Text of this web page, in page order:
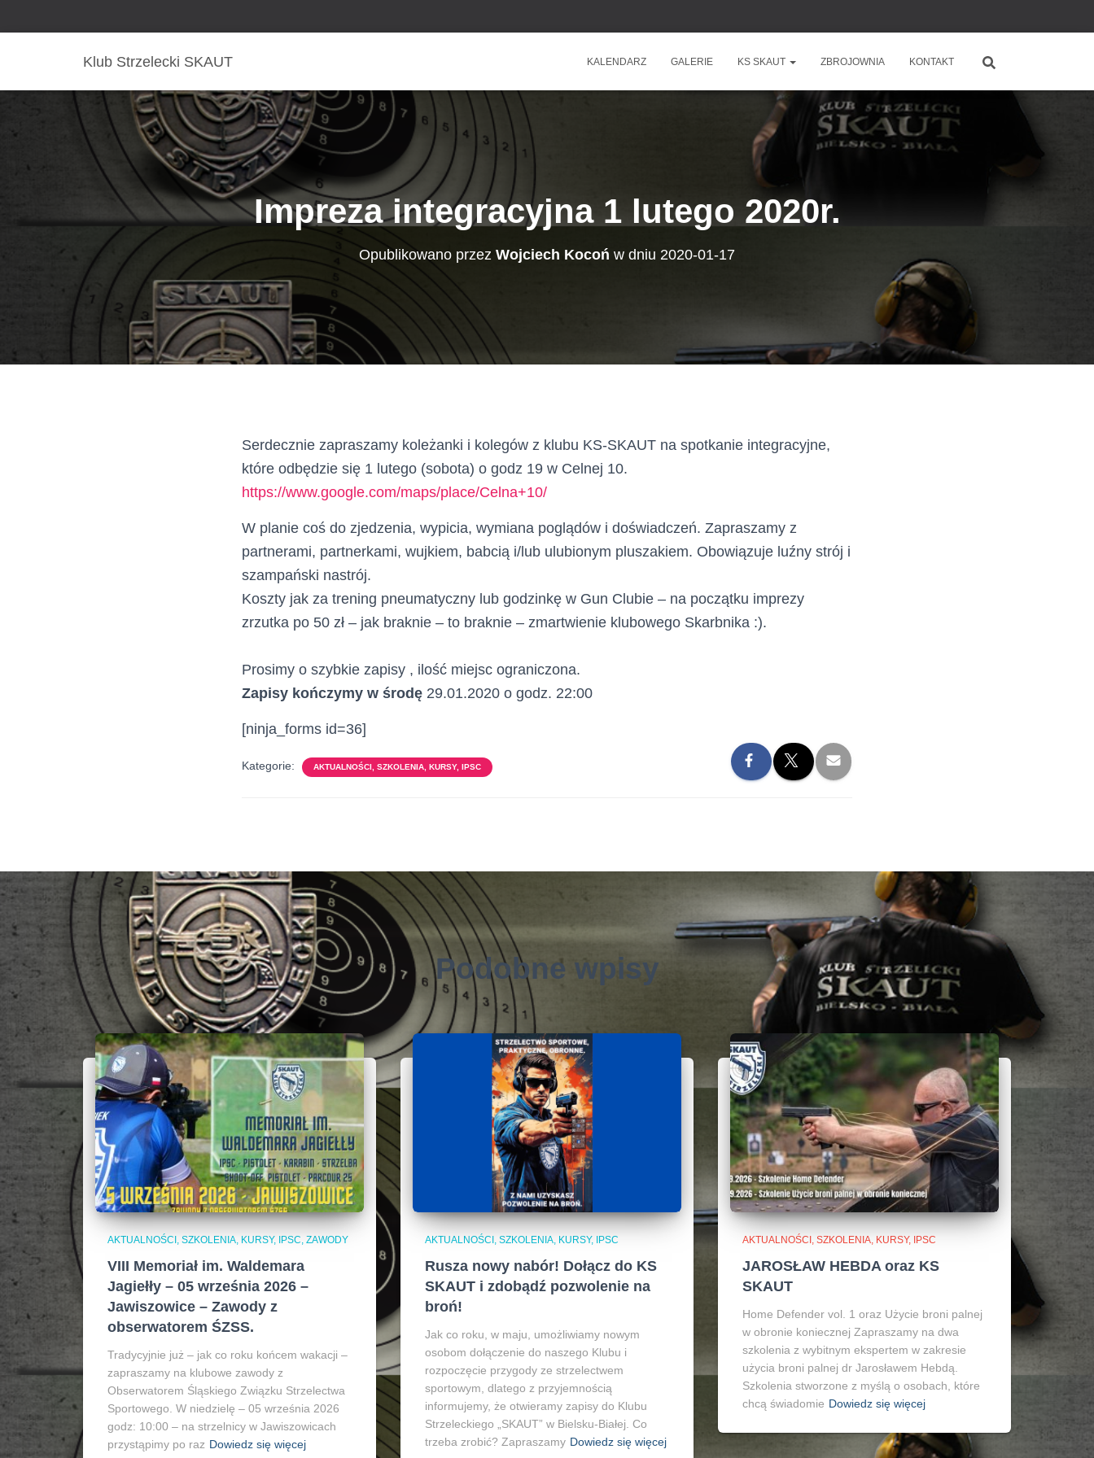
Klub Strzelecki SKAUT KALENDARZ GALERIE KS SKAUT ZBROJOWNIA KONTAKT
Impreza integracyjna 1 lutego 2020r.
Opublikowano przez Wojciech Kocoń w dniu 2020-01-17
Serdecznie zapraszamy koleżanki i kolegów z klubu KS-SKAUT na spotkanie integracyjne,
które odbędzie się 1 lutego (sobota) o godz 19 w Celnej 10.
https://www.google.com/maps/place/Celna+10/
W planie coś do zjedzenia, wypicia, wymiana poglądów i doświadczeń. Zapraszamy z
partnerami, partnerkami, wujkiem, babcią i/lub ulubionym pluszakiem. Obowiązuje luźny strój i
szampański nastrój.
Koszty jak za trening pneumatyczny lub godzinkę w Gun Clubie – na początku imprezy
zrzutka po 50 zł – jak braknie – to braknie – zmartwienie klubowego Skarbnika :).
Prosimy o szybkie zapisy , ilość miejsc ograniczona.
Zapisy kończymy w środę 29.01.2020 o godz. 22:00
[ninja_forms id=36]
Kategorie: AKTUALNOŚCI, SZKOLENIA, KURSY, IPSC
Podobne wpisy
AKTUALNOŚCI, SZKOLENIA, KURSY, IPSC ZAWODY
VIII Memoriał im. Waldemara
Jagiełły – 05 września 2026 –
Jawiszowice – Zawody z
obserwatorem ŚZSS.
Tradycyjnie już – jak co roku końcem wakacji –
zapraszamy na klubowe zawody z
Obserwatorem Śląskiego Związku Strzelectwa
Sportowego. W niedzielę – 05 września 2026
godz: 10:00 – na strzelnicy w Jawiszowicach
przystąpimy po raz Dowiedz się więcej
AKTUALNOŚCI, SZKOLENIA, KURSY, IPSC
Rusza nowy nabór! Dołącz do KS
SKAUT i zdobądź pozwolenie na
broń!
Jak co roku, w maju, umożliwiamy nowym
osobom dołączenie do naszego Klubu i
rozpoczęcie przygody ze strzelectwem
sportowym, dlatego z przyjemnością
informujemy, że otwieramy zapisy do Klubu
Strzeleckiego „SKAUT” w Bielsku-Białej. Co
trzeba zrobić? Zapraszamy Dowiedz się więcej
AKTUALNOŚCI, SZKOLENIA, KURSY, IPSC
JAROSŁAW HEBDA oraz KS
SKAUT
Home Defender vol. 1 oraz Użycie broni palnej
w obronie koniecznej Zapraszamy na dwa
szkolenia z wybitnym ekspertem w zakresie
użycia broni palnej dr Jarosławem Hebdą.
Szkolenia stworzone z myślą o osobach, które
chcą świadomie Dowiedz się więcej